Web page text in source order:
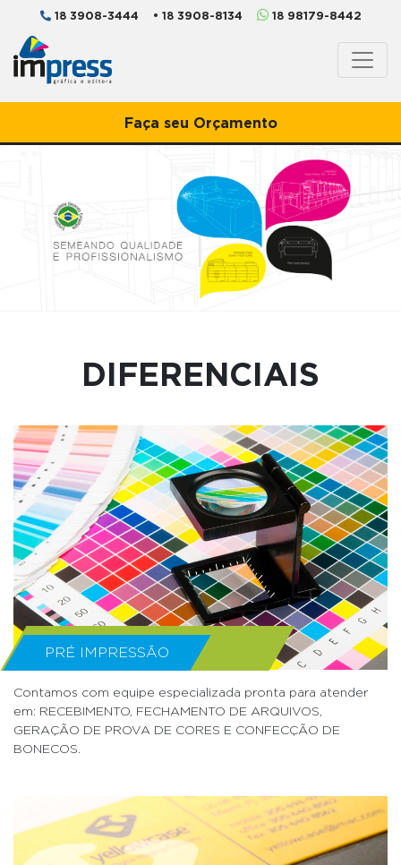
183908-3444 • 183908-8134 1898179-8442
Faça seu Orçamento
DIFERENCIAIS
PRÉ IMPRESSÃO
Contamos com equipe especializada pronta para atender
em: RECEBIMENTO, FECHAMENTO DE ARQUIVOS,
GERAÇÃO DE PROVA DE CORES E CONFECÇÃO DE
BONECOS.